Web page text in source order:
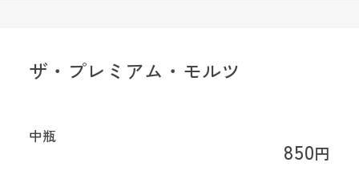
中瓶
850円
ザ・プレミアム・モルツ